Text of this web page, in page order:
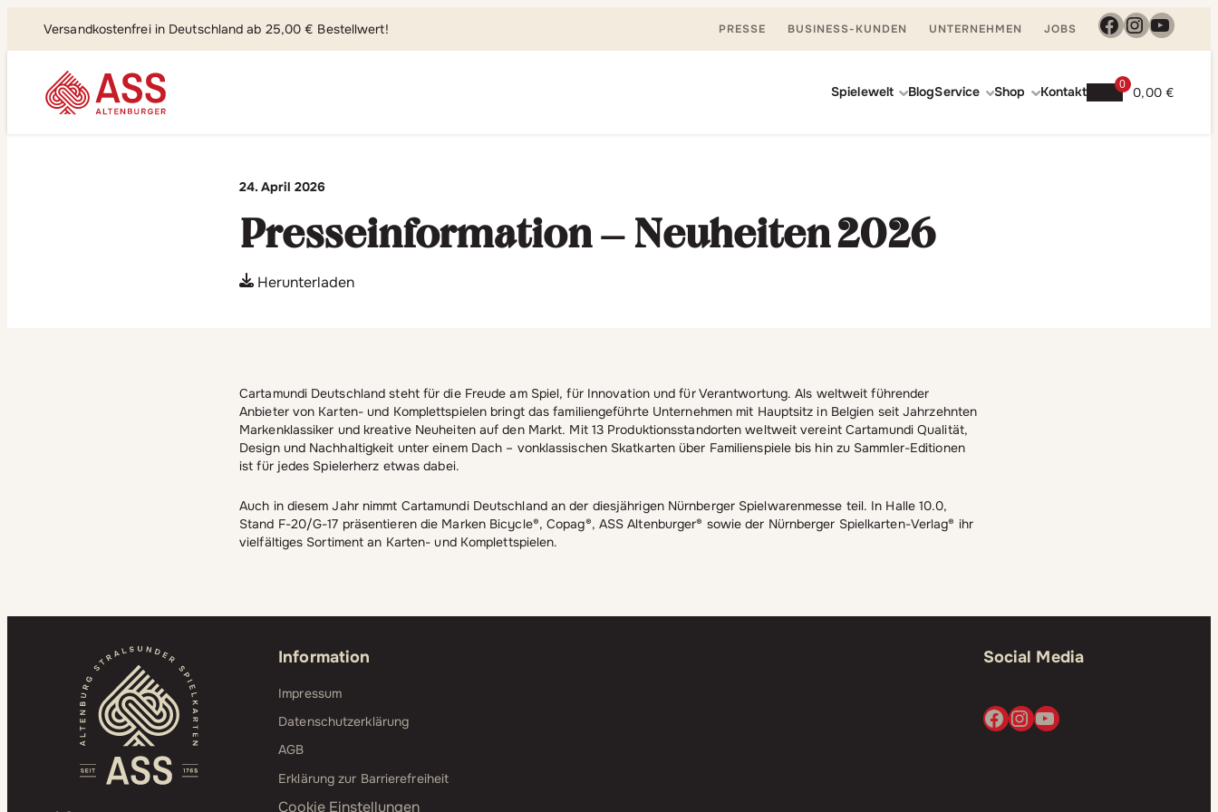
Versandkostenfrei in Deutschland ab 25,00 € Bestellwert! PRESSE BUSINESS-KUNDEN UNTERNEHMEN JOBS Facebook
Spielewelt BlogService Shop Kontakt 0
0,00 €
24. April 2026
Presseinformation – Neuheiten 2026
Herunterladen
Cartamundi Deutschland steht für die Freude am Spiel, für Innovation und für Verantwortung. Als weltweit führender
Anbieter von Karten- und Komplettspielen bringt das familiengeführte Unternehmen mit Hauptsitz in Belgien seit Jahrzehnten
Markenklassiker und kreative Neuheiten auf den Markt. Mit 13 Produktionsstandorten weltweit vereint Cartamundi Qualität,
Design und Nachhaltigkeit unter einem Dach – vonklassischen Skatkarten über Familienspiele bis hin zu Sammler-Editionen
ist für jedes Spielerherz etwas dabei.
Auch in diesem Jahr nimmt Cartamundi Deutschland an der diesjährigen Nürnberger Spielwarenmesse teil. In Halle 10.0,
Stand F-20/G-17 präsentieren die Marken Bicycle®, Copag®, ASS Altenburger® sowie der Nürnberger Spielkarten-Verlag® ihr
vielfältiges Sortiment an Karten- und Komplettspielen.
Information
Impressum
Datenschutzerklärung
AGB
Erklärung zur Barrierefreiheit
Cookie Einstellungen
Social Media
Facebook
Instagram
YouTube